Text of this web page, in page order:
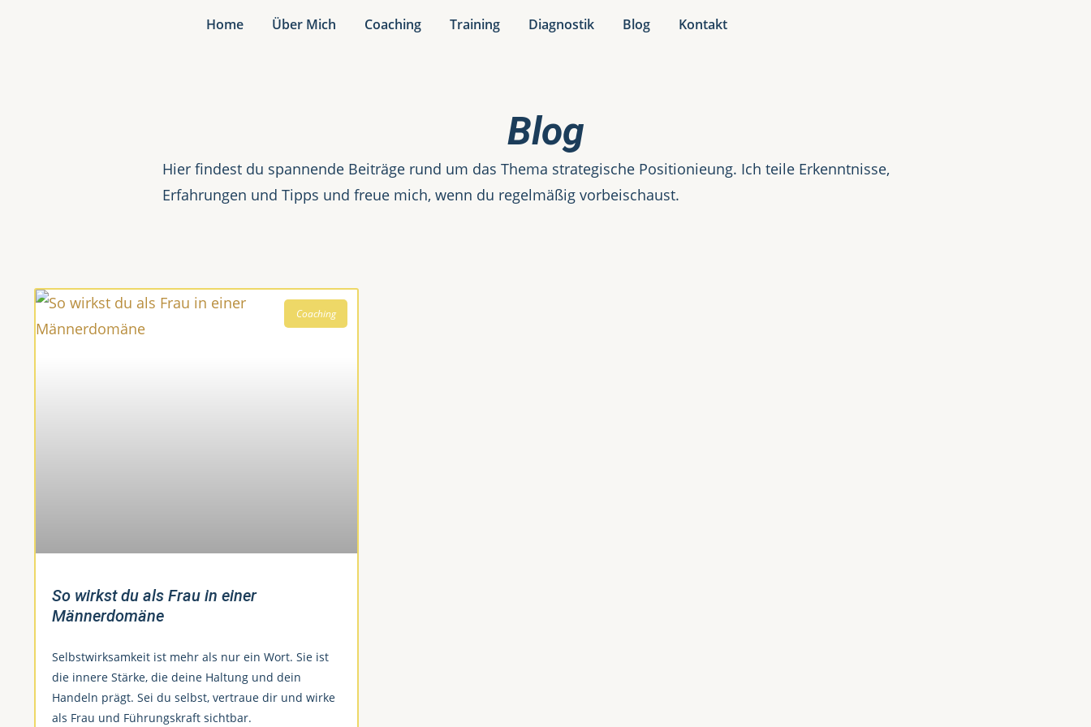
Home Über Mich Coaching Training Diagnostik Blog Kontakt
Blog
Hier findest du spannende Beiträge rund um das Thema strategische Positionieung. Ich teile Erkenntnisse,
Erfahrungen und Tipps und freue mich, wenn du regelmäßig vorbeischaust.
Coaching
So wirkst du als Frau in einer
Männerdomäne
Selbstwirksamkeit ist mehr als nur ein Wort. Sie ist
die innere Stärke, die deine Haltung und dein
Handeln prägt. Sei du selbst, vertraue dir und wirke
als Frau und Führungskraft sichtbar.